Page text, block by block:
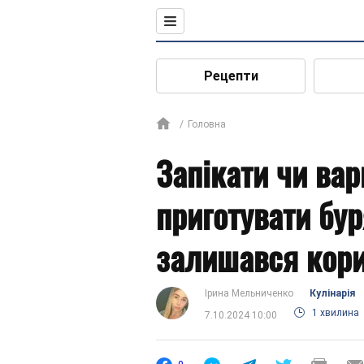
Рецепти
Головна
Запікати чи
приготувати
залишався
Ірина Мельниченко
Кулінарія
7.10.2024 10:00
1 хвилина